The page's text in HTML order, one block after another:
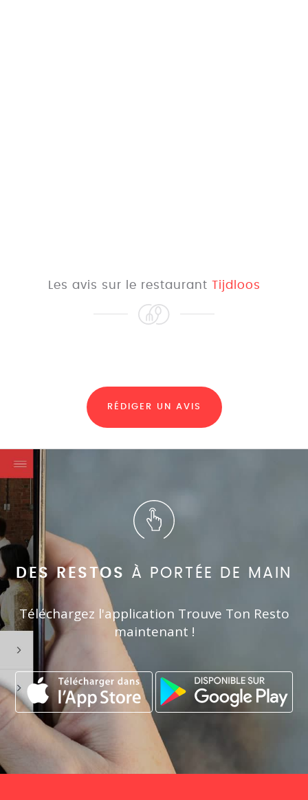
Les avis sur le restaurant Tijdloos
RÉDIGER UN AVIS
DES RESTOS À PORTÉE DE MAIN
Téléchargez l'application Trouve Ton Resto
maintenant !